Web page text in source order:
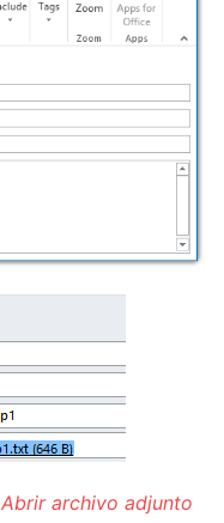
Abrir archivo adjunto